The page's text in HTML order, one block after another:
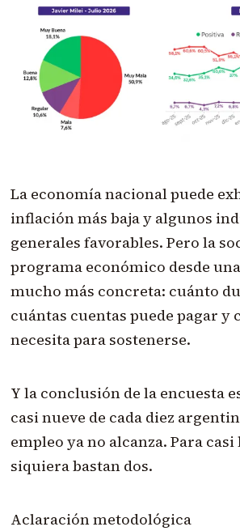
La economía nacional puede
inflación más baja y algunos
generales favorables. Pero la
programa económico desde
mucho más concreta: cuánto
cuántas cuentas puede pagar y
necesita para sostenerse.
Y la conclusión de la encuesta
casi nueve de cada diez
empleo ya no alcanza. Para
siquiera bastan dos.
Aclaración metodológica